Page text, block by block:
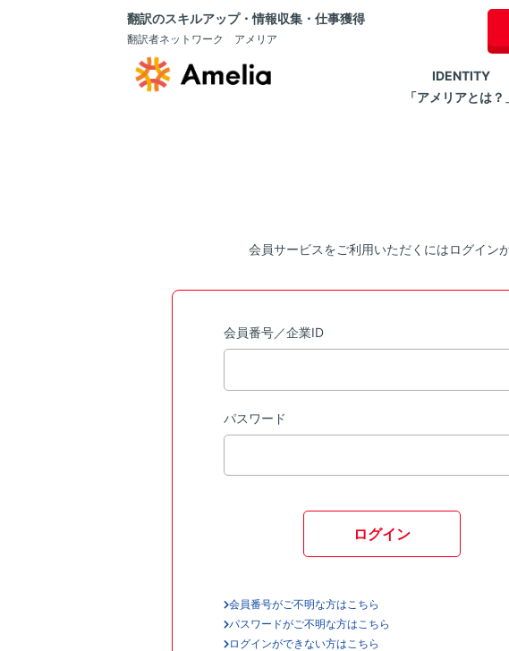
翻訳のスキルアップ・情報収集・仕事獲得
翻訳者ネットワーク アメリア
IDENTITY
「アメリアとは？
会員サービスをご利用いただくにはログイン
会員番号／企業ID
パスワード
ログイン
会員番号がご不明な方はこちら
パスワードがご不明な方はこちら
ログインができない方はこちら